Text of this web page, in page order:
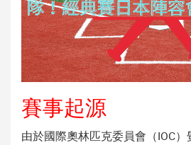
賽事起源
由於國際奧林匹克委員會（IOC